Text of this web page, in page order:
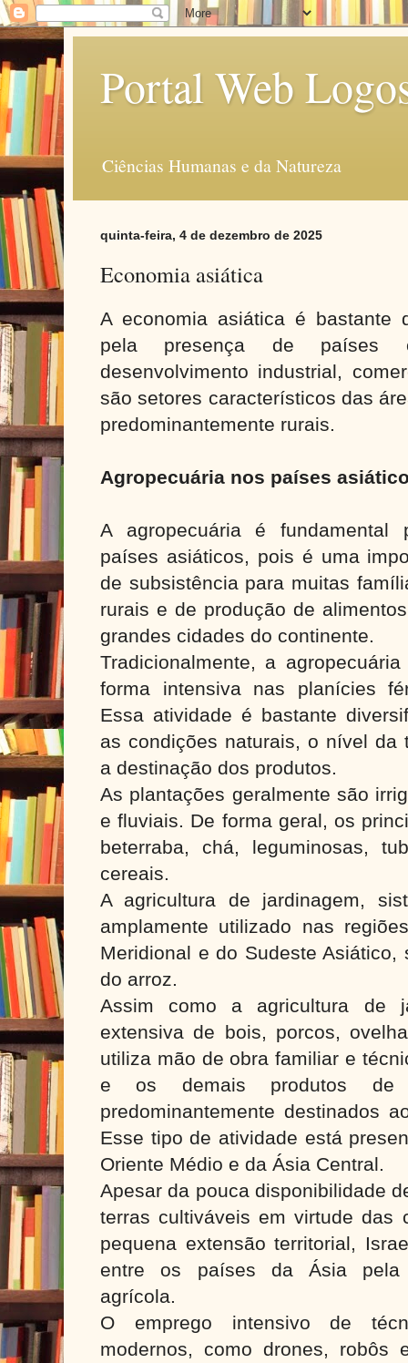
Portal Web
Ciências Humanas e da Natureza
quinta-feira, 4 de dezembro de 2025
Economia asiática
A economia asiática é bastante
pela presença de
desenvolvimento industrial,
são setores característicos das
predominantemente rurais.
Agropecuária nos países
A agropecuária é fundamental
países asiáticos, pois é uma
de subsistência para muitas
rurais e de produção de
grandes cidades do continente.
Tradicionalmente, a
forma intensiva nas planícies
Essa atividade é bastante
as condições naturais, o nível da
a destinação dos produtos.
As plantações geralmente são
e fluviais. De forma geral, os
beterraba, chá, leguminosas,
cereais.
A agricultura de jardinagem,
amplamente utilizado nas
Meridional e do Sudeste
do arroz.
Assim como a agricultura de
extensiva de bois, porcos,
utiliza mão de obra familiar e
e os demais produtos de
predominantemente destinados
Esse tipo de atividade está
Oriente Médio e da Ásia Central.
Apesar da pouca disponibilidade
terras cultiváveis em virtude das
pequena extensão territorial,
entre os países da Ásia pela
agrícola.
O emprego intensivo de
modernos, como drones, robôs